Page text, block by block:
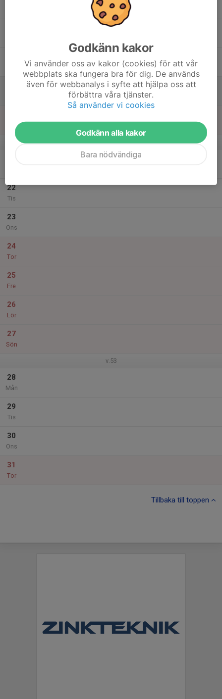
Sön
v.52
22
Tis
23
Ons
24
Tor
25
Fre
26
Lör
27
Sön
v.53
28
Mån
29
Tis
30
Ons
31
Tor
Tillbaka till toppen
Godkänn kakor
Vi använder oss av kakor (cookies) för att vår
webbplats ska fungera bra för dig. De används
även för webbanalys i syfte att hjälpa oss att
förbättra våra tjänster.
Så använder vi cookies
Godkänn alla kakor
Bara nödvändiga